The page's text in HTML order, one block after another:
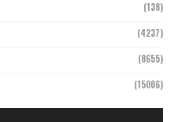
(138)
(4237)
(8655)
(15006)